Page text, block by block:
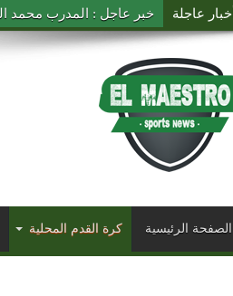
أخبار عاجلة خبر عاجل : المدرب محمد
الصفحة الرئيسية كرة القدم المحلية